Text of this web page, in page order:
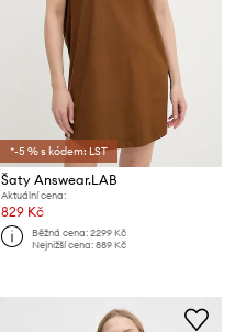
*-5 % s kódem: LST
Šaty Answear.LAB
Aktuální cena:
829 Kč
Běžná cena:2299 Kč
Nejnižší cena:889 Kč